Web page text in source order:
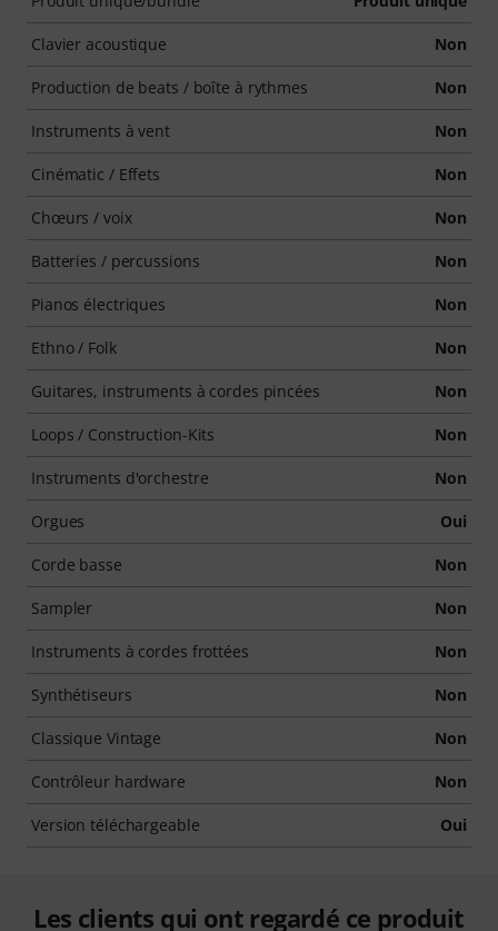
Clavier acoustique Non
Production de beats / boîte à rythmes Non
Instruments à vent Non
Cinématic / Effets Non
Chœurs / voix Non
Batteries / percussions Non
Pianos électriques Non
Ethno / Folk Non
Guitares, instruments à cordes pincées Non
Loops / Construction-Kits Non
Instruments d'orchestre Non
Orgues Oui
Corde basse Non
Sampler Non
Instruments à cordes frottées Non
Synthétiseurs Non
Classique Vintage Non
Contrôleur hardware Non
Version téléchargeable Oui
Les clients qui ont regardé ce produit